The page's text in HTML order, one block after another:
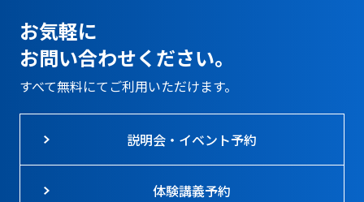
お気軽に
お問い合わせください。
すべて無料にてご利用いただけます。
説明会・イベント予約
体験講義予約